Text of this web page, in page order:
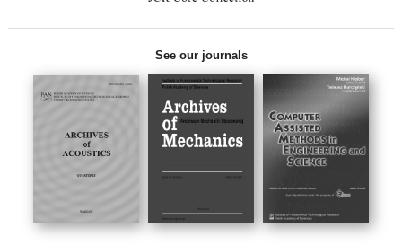
See our journals